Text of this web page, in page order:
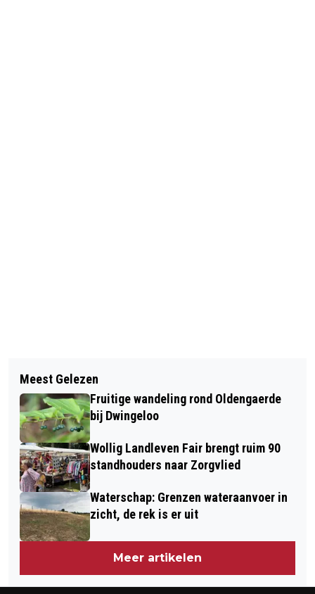
MARTIJN DADEMA VOORGEDRAGEN
ALS DIJKGRAAF WDODELTA
NASHVILLE SONGWRITERS ROUND BIJ
KLEIN PARADISO IN ECHTEN
Meest Gelezen
Fruitige wandeling rond Oldengaerde
bij Dwingeloo
Wollig Landleven Fair brengt ruim 90
standhouders naar Zorgvlied
Waterschap: Grenzen wateraanvoer in
zicht, de rek is er uit
Meer artikelen